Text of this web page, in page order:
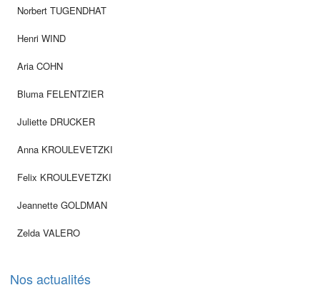
Norbert TUGENDHAT
Henri WIND
Aria COHN
Bluma FELENTZIER
Juliette DRUCKER
Anna KROULEVETZKI
Felix KROULEVETZKI
Jeannette GOLDMAN
Zelda VALERO
Nos actualités